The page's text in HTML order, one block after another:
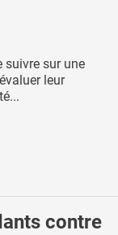
suivre sur une
leur
contre